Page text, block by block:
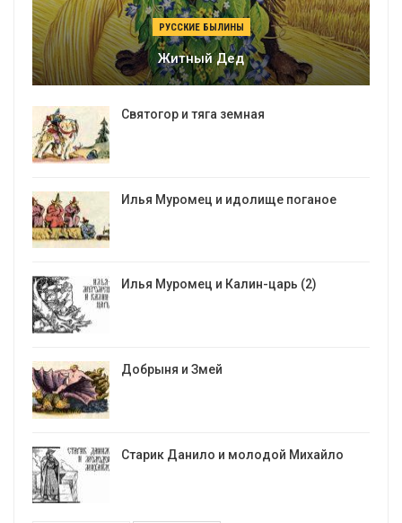
РУССКИЕ БЫЛИНЫ
Житный Дед
Святогор и тяга земная
Илья Муромец и идолище поганое
Илья Муромец и Калин-царь (2)
Добрыня и Змей
Старик Данило и молодой Михайло